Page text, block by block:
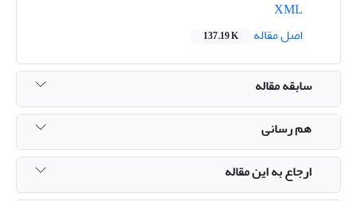
اصل مقاله
137.19 K
سابقه مقاله
هم رسانی
ارجاع به این مقاله